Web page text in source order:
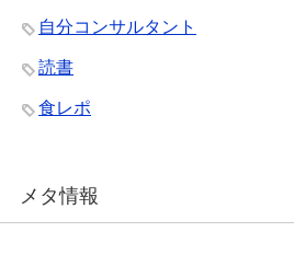
自分コンサルタント
読書
食レポ
メタ情報